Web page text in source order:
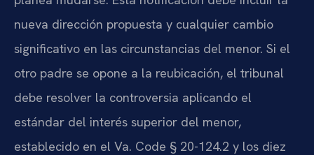
nueva dirección propuesta y cualquier cambio
significativo en las circunstancias del menor. Si el
otro padre se opone a la reubicación, el tribunal
debe resolver la controversia aplicando el
estándar del interés superior del menor,
establecido en el Va. Code § 20-124.2 y los diez